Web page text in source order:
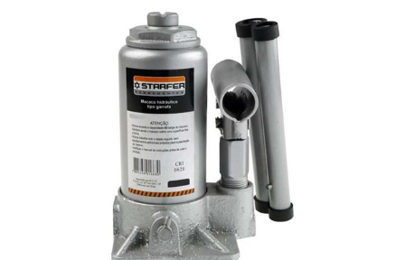
Escareador para Inserto de Passeio - Cod 00164
Alicate Anéis Interno Reto 3.3/8 pol x 6.1/2 pol - cod 00977
Alicate Bico Curvo - Cod 01781
Alicate Bico Reto - Cod 02804
Alicate Bico Reto para Anéis Internos - Cod 00892
Alicate Bico Reto Tipo Telefone - Cod 02911
Alicate Bomba D Água - Cod 01326
Alicate Corte Diagonal - Cod 02138
Alicate Corte Frontal - Cod 02685
Alicate Corte Frontal - Cod 02685